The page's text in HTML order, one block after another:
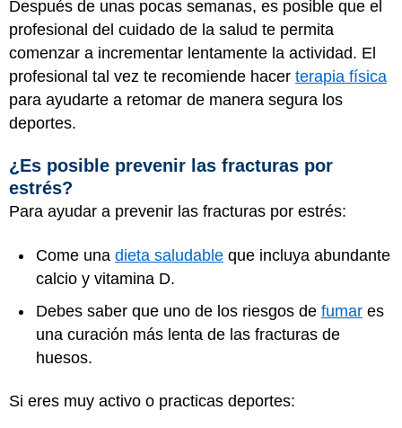
Después de unas pocas semanas, es posible que el
profesional del cuidado de la salud te permita
comenzar a incrementar lentamente la actividad. El
profesional tal vez te recomiende hacer terapia física
para ayudarte a retomar de manera segura los
deportes.
¿Es posible prevenir las fracturas por
estrés?
Para ayudar a prevenir las fracturas por estrés:
Come una dieta saludable que incluya abundante
calcio y vitamina D.
Debes saber que uno de los riesgos de fumar es
una curación más lenta de las fracturas de
huesos.
Si eres muy activo o practicas deportes: